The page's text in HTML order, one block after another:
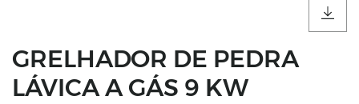
GRELHADOR DE PEDRA
LÁVICA A GÁS 9 KW